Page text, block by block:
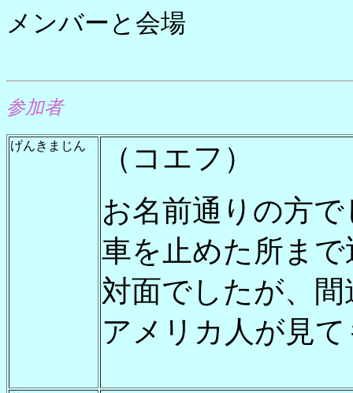
メンバーと会場
参加者
げんきまじん
（コエフ）
お名前通りの方
車を止めた所ま
対面でしたが、
アメリカ人が見